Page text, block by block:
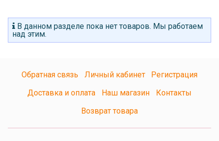
В данном разделе пока нет товаров. Мы работаем
над этим.
Обратная связь Личный кабинет
Регистрация
Доставка и оплата
Наш магазин
Контакты
Возврат товара